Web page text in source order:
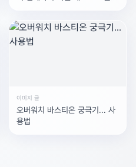
이미지 글
오버워치 바스티온 궁극기... 사
용법